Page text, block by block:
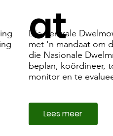
at
Die Sentrale
met 'n mandaat om
die Nasionale
beplan, koördineer,
monitor en te
Lees meer